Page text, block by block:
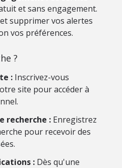
et sans engagement.
supprimer vos alertes
vos préférences.
?
: Inscrivez-vous
site pour accéder à
recherche : Enregistrez
pour recevoir des
: Dès qu'une